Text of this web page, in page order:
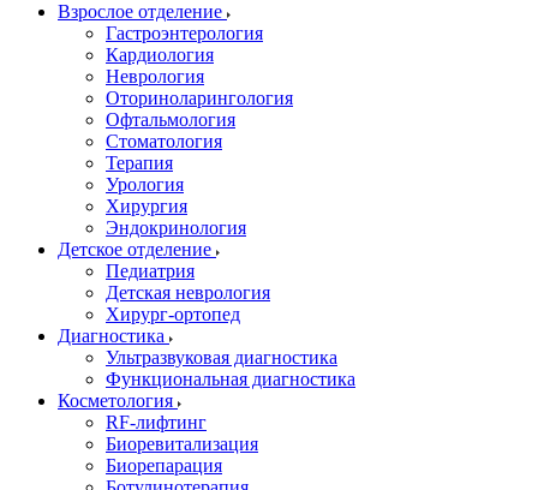
Взрослое отделение
Гастроэнтерология
Кардиология
Неврология
Оториноларингология
Офтальмология
Стоматология
Терапия
Урология
Хирургия
Эндокринология
Детское отделение
Педиатрия
Детская неврология
Хирург-ортопед
Диагностика
Ультразвуковая диагностика
Функциональная диагностика
Косметология
RF-лифтинг
Биоревитализация
Биорепарация